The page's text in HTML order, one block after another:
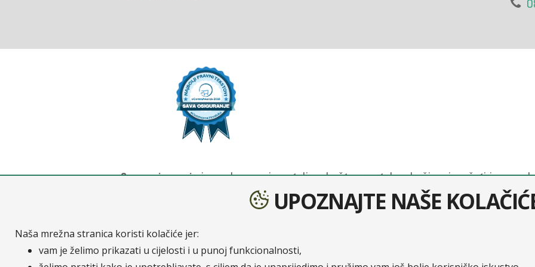
Sava osiguranjeje moderno osigurateljno društvo nastalo udruživanjem četiri
osiguranje, Velebit životno osiguranje, Zavarovalnica Tilia i Zavarovalnica Maribor. Na
Sava, d.d. / Sava osiguranje, d.d. posluje putem svoje podružnice Sava osiguranje, d.d.
Re.
UPOZNAJTE NAŠE
Naša mrežna stranica koristi kolačiće jer:
vam je želimo prikazati u cijelosti i u punoj funkcionalnosti,